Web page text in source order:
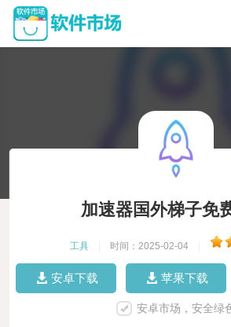
加速器国外梯子免
工具 时间：2025-02-04
安卓下载 苹果下载
安卓市场，安全绿